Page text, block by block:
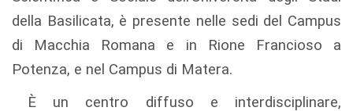
della Basilicata, è presente nelle sedi del Campus
di Macchia Romana e in Rione Francioso a
Potenza, e nel Campus di Matera.
È un centro diffuso e interdisciplinare,